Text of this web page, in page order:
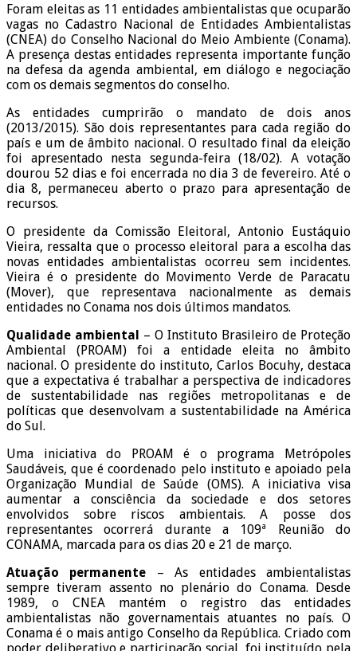
Foram eleitas as 11 entidades ambientalistas que ocuparão
vagas no Cadastro Nacional de Entidades Ambientalistas
(CNEA) do Conselho Nacional do Meio Ambiente (Conama).
A presença destas entidades representa importante função
na defesa da agenda ambiental, em diálogo e negociação
com os demais segmentos do conselho.
As entidades cumprirão o mandato de dois anos
(2013/2015). São dois representantes para cada região do
país e um de âmbito nacional. O resultado final da eleição
foi apresentado nesta segunda-feira (18/02). A votação
dourou 52 dias e foi encerrada no dia 3 de fevereiro. Até o
dia 8, permaneceu aberto o prazo para apresentação de
recursos.
O presidente da Comissão Eleitoral, Antonio Eustáquio
Vieira, ressalta que o processo eleitoral para a escolha das
novas entidades ambientalistas ocorreu sem incidentes.
Vieira é o presidente do Movimento Verde de Paracatu
(Mover), que representava nacionalmente as demais
entidades no Conama nos dois últimos mandatos.
Qualidade ambiental – O Instituto Brasileiro de Proteção
Ambiental (PROAM) foi a entidade eleita no âmbito
nacional. O presidente do instituto, Carlos Bocuhy, destaca
que a expectativa é trabalhar a perspectiva de indicadores
de sustentabilidade nas regiões metropolitanas e de
políticas que desenvolvam a sustentabilidade na América
do Sul.
Uma iniciativa do PROAM é o programa Metrópoles
Saudáveis, que é coordenado pelo instituto e apoiado pela
Organização Mundial de Saúde (OMS). A iniciativa visa
aumentar a consciência da sociedade e dos setores
envolvidos sobre riscos ambientais. A posse dos
representantes ocorrerá durante a 109ª Reunião do
CONAMA, marcada para os dias 20 e 21 de março.
Atuação permanente – As entidades ambientalistas
sempre tiveram assento no plenário do Conama. Desde
1989, o CNEA mantém o registro das entidades
ambientalistas não governamentais atuantes no país. O
Conama é o mais antigo Conselho da República. Criado com
poder deliberativo e participação social, foi instituído pela